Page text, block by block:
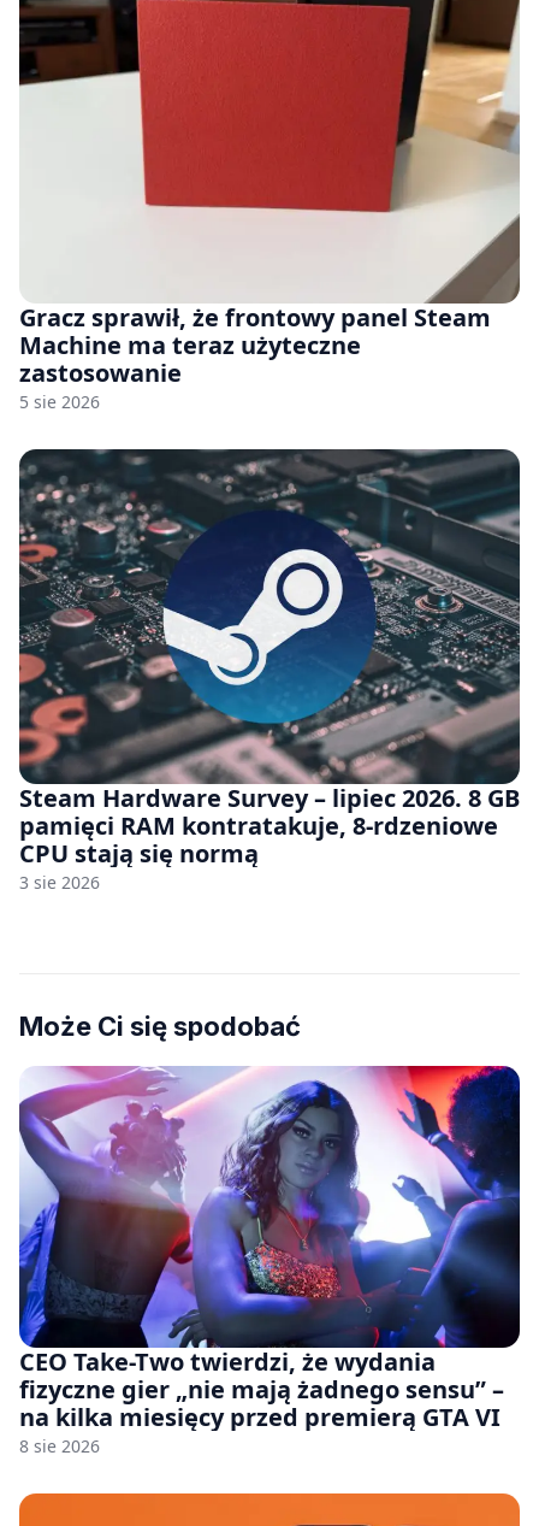
Gracz sprawił, że frontowy panel Steam
Machine ma teraz użyteczne
zastosowanie
5 sie 2026
Steam Hardware Survey – lipiec 2026. 8 GB
pamięci RAM kontratakuje, 8-rdzeniowe
CPU stają się normą
3 sie 2026
Może Ci się spodobać
CEO Take-Two twierdzi, że wydania
fizyczne gier „nie mają żadnego sensu” –
na kilka miesięcy przed premierą GTA VI
8 sie 2026